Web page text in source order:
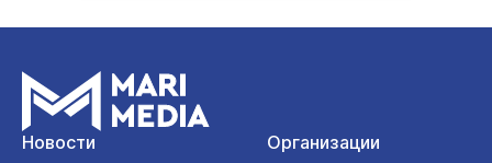
Новости
Организации